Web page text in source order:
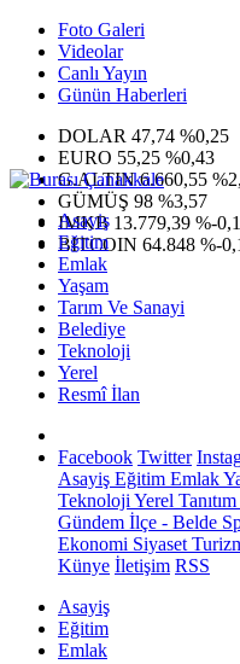
Foto Galeri
Videolar
Canlı Yayın
Günün Haberleri
DOLAR 47,74 %0,25
EURO 55,25 %0,43
G.ALTIN6.660,55
GÜMÜŞ 98 %3,57
IMKB 13.779,39 %-
BITCOIN 64.848 %-
Asayiş
Eğitim
Emlak
Yaşam
Tarım Ve Sanayi
Belediye
Teknoloji
Yerel
Resmî İlan
Facebook Twitter
Asayiş Eğitim Emlak
Teknoloji Yerel Tanıtım
Gündem İlçe - Belde
Ekonomi Siyaset
Künye İletişim RSS
Asayiş
Eğitim
Emlak